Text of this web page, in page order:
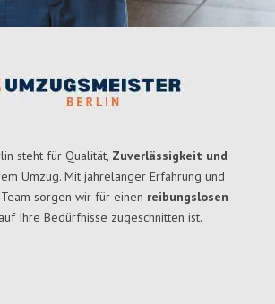
steht für Qualität, Zuverlässigkeit und
Umzug. Mit jahrelanger Erfahrung und
sorgen wir für einen reibungslosen
Ihre Bedürfnisse zugeschnitten ist.